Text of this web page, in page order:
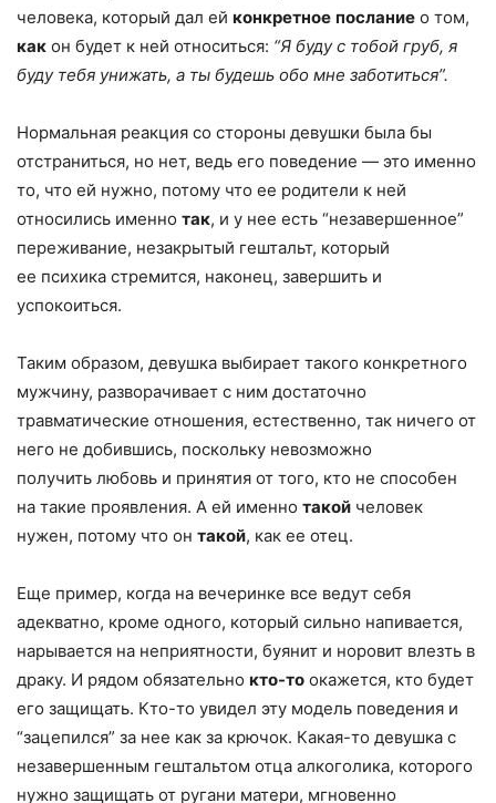
человека, который дал ей конкретное послание о том,
как он будет к ней относиться: “Я буду с тобой груб, я
буду тебя унижать, а ты будешь обо мне заботиться”.
Нормальная реакция со стороны девушки была бы
отстраниться, но нет, ведь его поведение — это именно
то, что ей нужно, потому что ее родители к ней
относились именно так, и у нее есть “незавершенное”
переживание, незакрытый гештальт, который
ее психика стремится, наконец, завершить и
успокоиться.
Таким образом, девушка выбирает такого конкретного
мужчину, разворачивает с ним достаточно
травматические отношения, естественно, так ничего от
него не добившись, поскольку невозможно
получить любовь и принятия от того, кто не способен
на такие проявления. А ей именно такой человек
нужен, потому что он такой, как ее отец.
Еще пример, когда на вечеринке все ведут себя
адекватно, кроме одного, который сильно напивается,
нарывается на неприятности, буянит и норовит влезть в
драку. И рядом обязательно кто-то окажется, кто будет
его защищать. Кто-то увидел эту модель поведения и
“зацепился” за нее как за крючок. Какая-то девушка с
незавершенным гештальтом отца алкоголика, которого
нужно защищать от ругани матери, мгновенно